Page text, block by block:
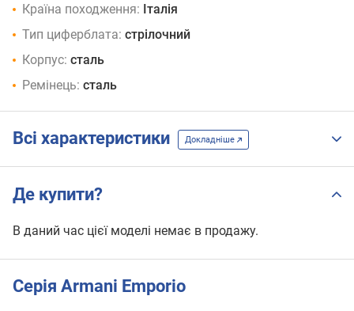
Країна походження: Італія
Тип циферблата: стрілочний
Корпус: сталь
Ремінець: сталь
Всі характеристики Докладніше
Де купити?
В даний час цієї моделі немає в продажу.
Серія Armani Emporio